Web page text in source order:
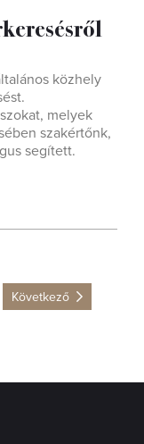
közhely
melyek
szakértőnk,
segített.
Következő